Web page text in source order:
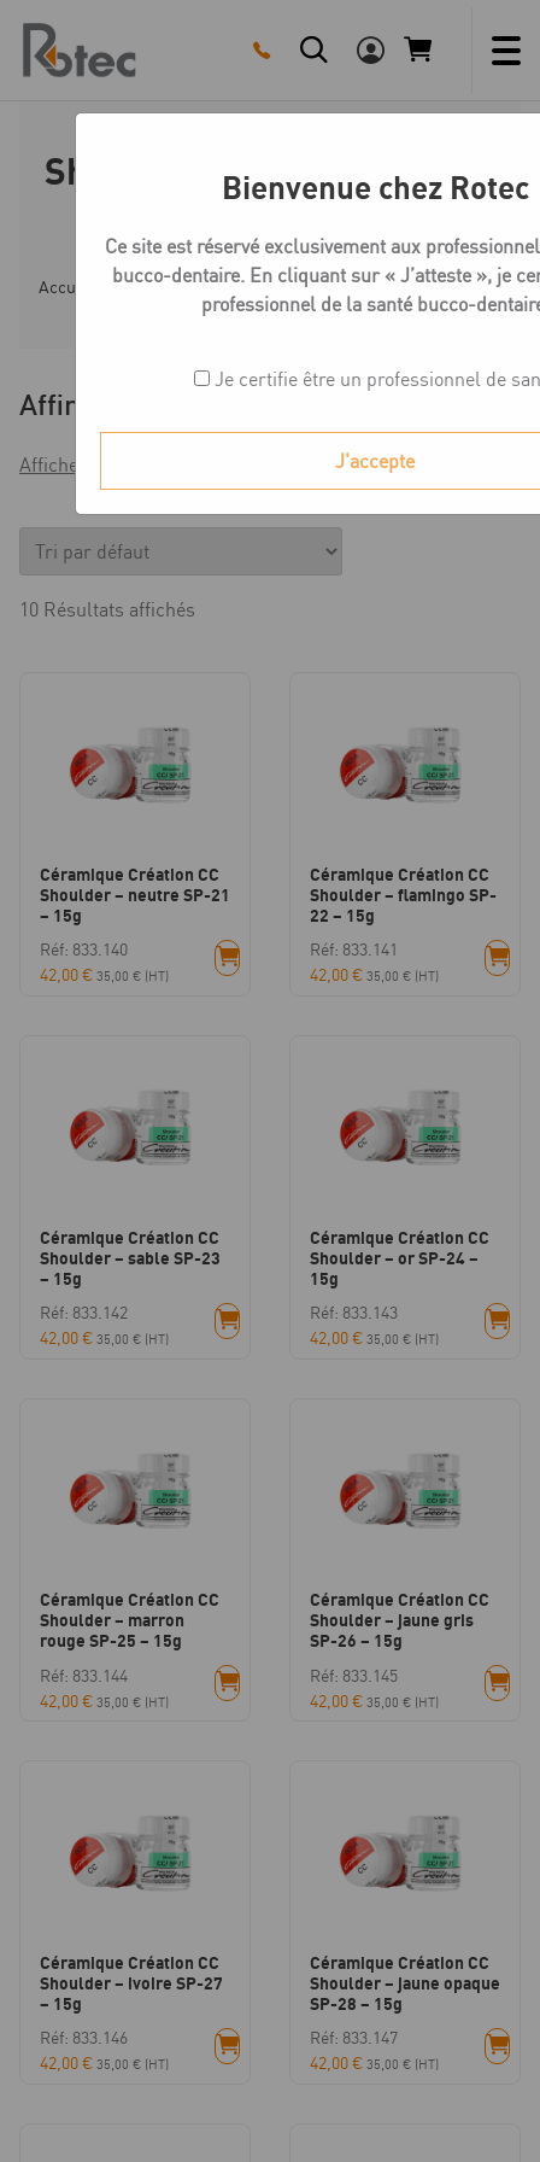
content
Shoulder Powders Création
CC
Accueil Boutique Céramique Création CC
Affiner
Afficher les filtres
10 Résultats affichés
Céramique Création CC
Shoulder – neutre SP-21
– 15g
Réf: 833.140
42,00€ 35,00 € (HT)
Céramique Création CC
Shoulder – flamingo SP-
22 – 15g
Réf: 833.141
42,00€ 35,00 € (HT)
Céramique Création CC
Shoulder – sable SP-23
– 15g
Réf: 833.142
42,00€ 35,00 € (HT)
Céramique Création CC
Shoulder – or SP-24 –
15g
Réf: 833.143
42,00€ 35,00 € (HT)
Céramique Création CC
Shoulder – marron
rouge SP-25 – 15g
Réf: 833.144
42,00€ 35,00 € (HT)
Céramique Création CC
Shoulder – jaune gris
SP-26 – 15g
Réf: 833.145
42,00€ 35,00 € (HT)
Céramique Création CC
Shoulder – ivoire SP-27
– 15g
Réf: 833.146
42,00€ 35,00 € (HT)
Céramique Création CC
Shoulder – jaune opaque
SP-28 – 15g
Réf: 833.147
42,00€ 35,00 € (HT)
Bienvenue chez Rotec
Ce site est réservé exclusivement aux
bucco-dentaire. En cliquant sur « J’atteste », je
professionnel de la santé bucco-
Je certifie être un professionnel de
J'accepte